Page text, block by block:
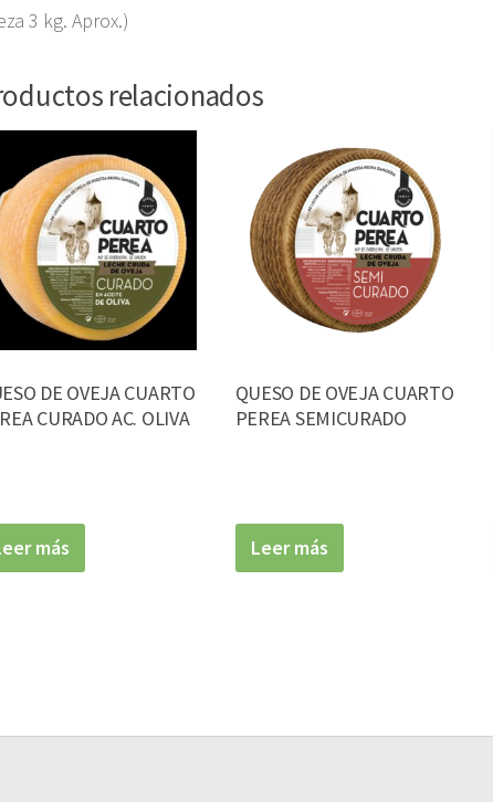
3 kg. Aprox.)
relacionados
DE OVEJA CUARTO
CURADO AC. OLIVA
más
QUESO DE OVEJA CUARTO
PEREA SEMICURADO
Leer más